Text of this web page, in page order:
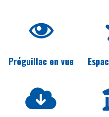
Préguillac en vue